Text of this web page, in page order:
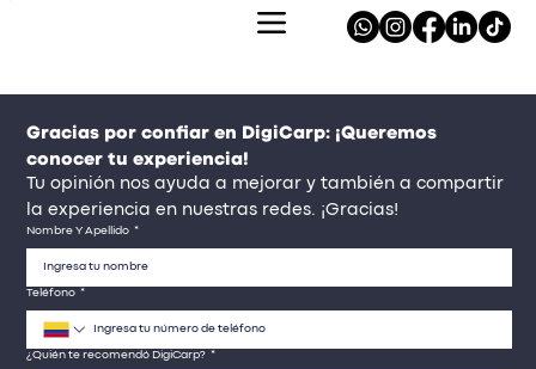
Gracias por confiar en DigiCarp: ¡Queremos
conocer tu experiencia!
Tu opinión nos ayuda a mejorar y también a compartir
la experiencia en nuestras redes. ¡Gracias!
Nombre Y Apellido *
Teléfono *
¿Quién te recomendó DigiCarp? *